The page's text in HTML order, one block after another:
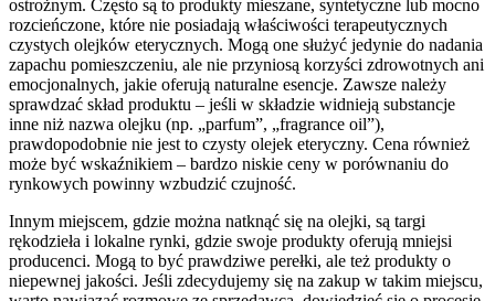
ostrożnym. Często są to produkty mieszane, syntetyczne lub mocno
rozcieńczone, które nie posiadają właściwości terapeutycznych
czystych olejków eterycznych. Mogą one służyć jedynie do nadania
zapachu pomieszczeniu, ale nie przyniosą korzyści zdrowotnych ani
emocjonalnych, jakie oferują naturalne esencje. Zawsze należy
sprawdzać skład produktu – jeśli w składzie widnieją substancje
inne niż nazwa olejku (np. „parfum”, „fragrance oil”),
prawdopodobnie nie jest to czysty olejek eteryczny. Cena również
może być wskaźnikiem – bardzo niskie ceny w porównaniu do
rynkowych powinny wzbudzić czujność.
Innym miejscem, gdzie można natknąć się na olejki, są targi
rękodzieła i lokalne rynki, gdzie swoje produkty oferują mniejsi
producenci. Mogą to być prawdziwe perełki, ale też produkty o
niepewnej jakości. Jeśli zdecydujemy się na zakup w takim miejscu,